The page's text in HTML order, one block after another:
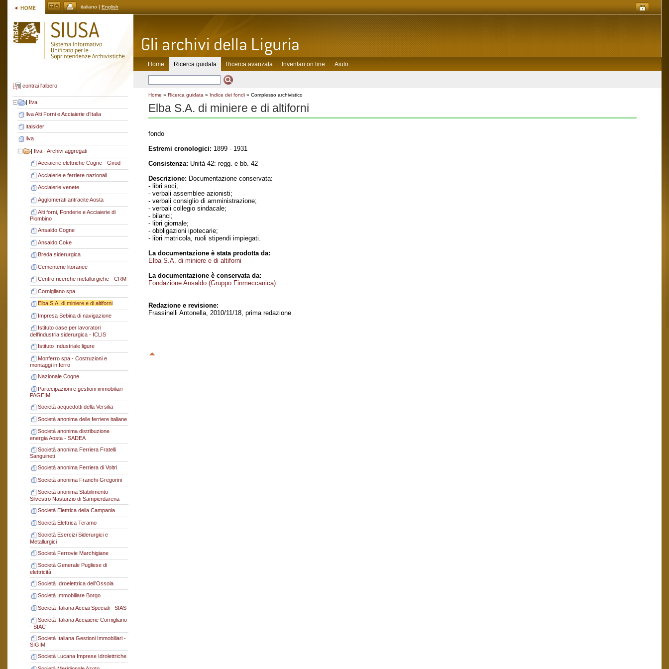
italiano | English
contrai l'albero
| Ilva
Ilva Alti Forni e Acciaierie d’Italia
Italsider
Ilva
| Ilva - Archivi aggregati
Acciaierie elettriche Cogne - Girod
Acciaierie e ferriere nazionali
Acciaierie venete
Agglomerati antracite Aosta
Alti forni, Fonderie e Acciaierie di
Piombino
Ansaldo Cogne
Ansaldo Coke
Breda siderurgica
Cementerie litoranee
Centro ricerche metallurgiche - CRM
Cornigliano spa
Elba S.A. di miniere e di altiforni
Impresa Sebina di navigazione
Istituto case per lavoratori
dell'industria siderurgica - ICLIS
Istituto Industriale ligure
Monferro spa - Costruzioni e
montaggi in ferro
Nazionale Cogne
Partecipazioni e gestioni immobiliari -
PAGEIM
Società acquedotti della Versilia
Società anonima delle ferriere italiane
Società anonima distribuzione
energia Aosta - SADEA
Società anonima Ferriera Fratelli
Sanguineti
Società anonima Ferriera di Voltri
Società anonima Franchi-Gregorini
Società anonima Stabilimento
Silvestro Nasturzio di Sampierdarena
Società Elettrica della Campania
Società Elettrica Teramo
Società Esercizi Siderurgici e
Metallurgici
Società Ferrovie Marchigiane
Società Generale Pugliese di
elettricità
Società Idroelettrica dell'Ossola
Società Immobiliare Borgo
Società Italiana Acciai Speciali - SIAS
Società Italiana Acciaierie Cornigliano
- SIAC
Società Italiana Gestioni Immobiliari -
SIGIM
Società Lucana Imprese Idrolettriche
Home Ricerca guidata Ricerca avanzata Inventari on line Aiuto
Home » Ricerca guidata » Indice dei fondi » Complesso archivistico
Elba S.A. di miniere e di altiforni
fondo
Estremi cronologici: 1899 - 1931
Consistenza: Unità 42: regg. e bb. 42
Descrizione: Documentazione conservata:
- libri soci;
- verbali assemblee azionisti;
- verbali consiglio di amministrazione;
- verbali collegio sindacale;
- bilanci;
- libri giornale;
- obbligazioni ipotecarie;
- libri matricola, ruoli stipendi impiegati.
La documentazione è stata prodotta da:
Elba S.A. di miniere e di altiforni
La documentazione è conservata da:
Fondazione Ansaldo (Gruppo Finmeccanica)
Redazione e revisione:
Frassinelli Antonella, 2010/11/18, prima redazione